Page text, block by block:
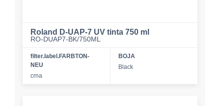
Roland D-UAP-7 UV tinta 750 ml
RO-DUAP7-BK/750ML
filter.label.FARBTON-
NEU
crna
BOJA
Black